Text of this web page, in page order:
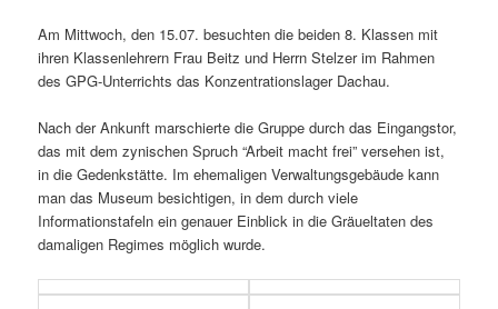
Am Mittwoch, den 15.07. besuchten die beiden 8. Klassen mit
ihren Klassenlehrern Frau Beitz und Herrn Stelzer im Rahmen
des GPG-Unterrichts das Konzentrationslager Dachau.
Nach der Ankunft marschierte die Gruppe durch das Eingangstor,
das mit dem zynischen Spruch “Arbeit macht frei” versehen ist,
in die Gedenkstätte. Im ehemaligen Verwaltungsgebäude kann
man das Museum besichtigen, in dem durch viele
Informationstafeln ein genauer Einblick in die Gräueltaten des
damaligen Regimes möglich wurde.